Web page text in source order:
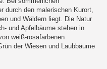
durch den malerischen Kurort,
und Wäldern liegt. Die Natur
und Apfelbäume stehen in
weiß-rosafarbenen
der Wiesen und Laubbäume